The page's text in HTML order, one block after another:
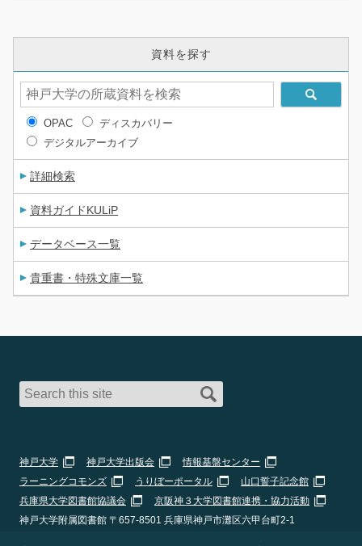
資料を探す
OPAC
ディスカバリー
デジタルアーカイブ
詳細検索
資料ガイドKULiP
データベース一覧
貴重書・特殊文庫一覧
神戸大学 神戸大学出版会
情報基盤センター
ラーニングコモンズ
うりぼーポータル
山口誓子記念館
兵庫県大学図書館協議会
京阪神３大学図書館連携・協力活動
神戸大学附属図書館 〒657-8501 兵庫県神戸市灘区六甲台町2-1